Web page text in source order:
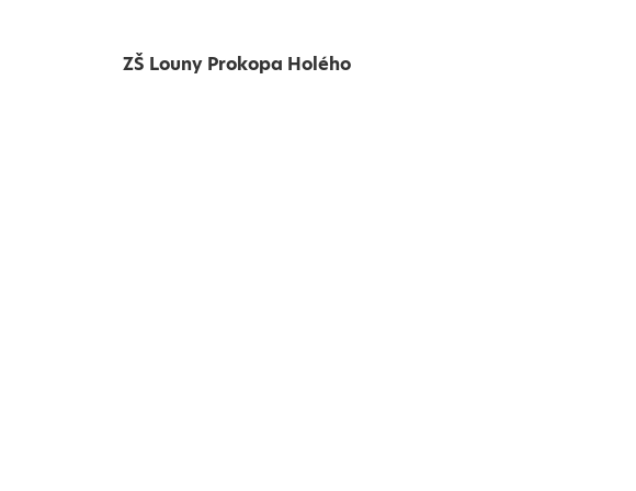
ZŠ Louny Prokopa Holého